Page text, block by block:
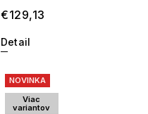
€129,13
Detail
NOVINKA
Viac
variantov